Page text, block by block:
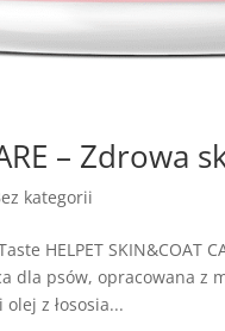
– Zdrowa
kategorii
HELPET SKIN&COAT
dla psów, opracowana
z łososia...